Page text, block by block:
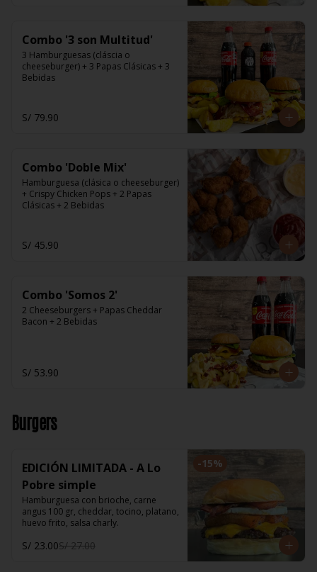
Combo '3 son Multitud'
3 Hamburguesas (cláscia o
cheeseburger) + 3 Papas Clásicas + 3
Bebidas
S/ 79.90
Combo 'Doble Mix'
Hamburguesa (clásica o cheeseburger)
+ Crispy Chicken Pops + 2 Papas
Clásicas + 2 Bebidas
S/ 45.90
Combo 'Somos 2'
2 Cheeseburgers + Papas Cheddar
Bacon + 2 Bebidas
S/ 53.90
Burgers
-15%
EDICIÓN LIMITADA - A Lo
Pobre simple
Hamburguesa con brioche, carne
angus 100 gr, cheddar, tocino, platano,
huevo frito, salsa charly.
S/ 23.00S/ 27.00